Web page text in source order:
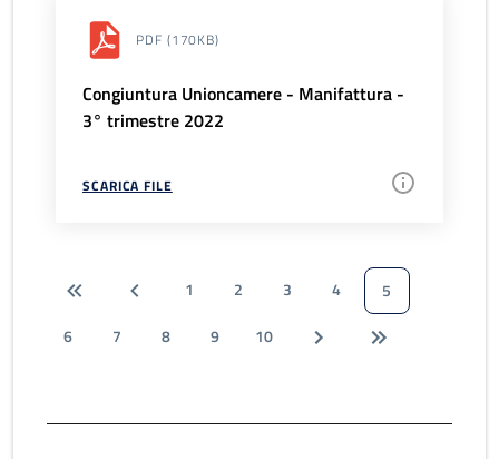
PDF (170KB)
Congiuntura Unioncamere - Manifattura -
3° trimestre 2022
SCARICA FILE
1 2 3 4
5
6
7 8 9 10